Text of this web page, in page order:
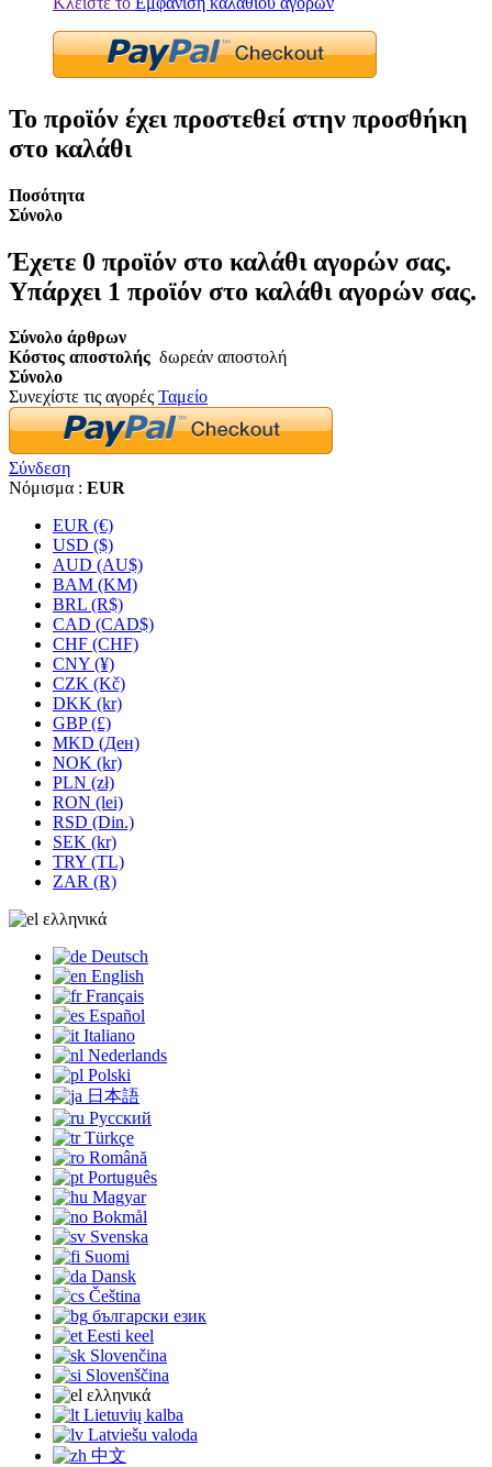
Το προϊόν έχει προστεθεί στην προσθήκη
στο καλάθι
Ποσότητα
Σύνολο
Έχετε 0 προϊόν στο καλάθι αγορών σας.
Υπάρχει 1 προϊόν στο καλάθι αγορών σας.
Σύνολο άρθρων
Κόστος αποστολής δωρεάν αποστολή
Σύνολο
Συνεχίστε τις αγορές Ταμείο
Σύνδεση
Νόμισμα : EUR
EUR (€)
USD ($)
AUD (AU$)
BAM (KM)
BRL (R$)
CAD (CAD$)
CHF (CHF)
CNY (¥)
CZK (Kč)
DKK (kr)
GBP (£)
MKD (Ден)
NOK (kr)
PLN (zł)
RON (lei)
RSD (Din.)
SEK (kr)
TRY (TL)
ZAR (R)
ελληνικά
Deutsch
English
Français
Español
Italiano
Nederlands
Polski
日本語
Русский
Türkçe
Română
Português
Magyar
Bokmål
Svenska
Suomi
Dansk
Čeština
български език
Eesti keel
Slovenčina
Slovenščina
ελληνικά
Lietuvių kalba
Latviešu valoda
中文